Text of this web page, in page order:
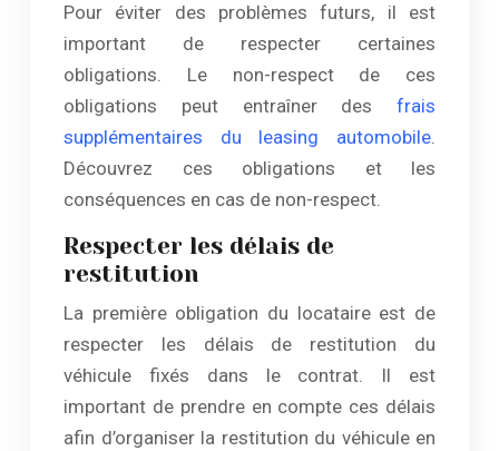
Pour éviter des problèmes futurs, il est
important de respecter certaines
obligations. Le non-respect de ces
obligations peut entraîner des frais
supplémentaires du leasing automobile.
Découvrez ces obligations et les
conséquences en cas de non-respect.
Respecter les délais de
restitution
La première obligation du locataire est de
respecter les délais de restitution du
véhicule fixés dans le contrat. Il est
important de prendre en compte ces délais
afin d’organiser la restitution du véhicule en